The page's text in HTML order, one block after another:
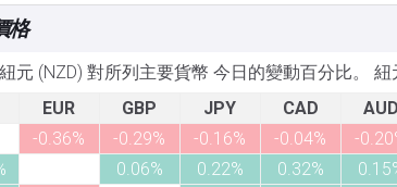
格
元 (NZD) 對所列主要貨幣 今日的變動百分比。 紐
EUR GBP JPY CAD AUD
-0.36% -0.29% -0.16% -0.04% -
0.06% 0.22% 0.32%